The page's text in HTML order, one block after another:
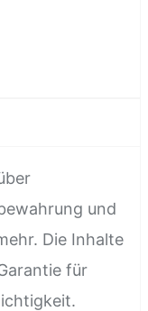
und
Die Inhalte
für